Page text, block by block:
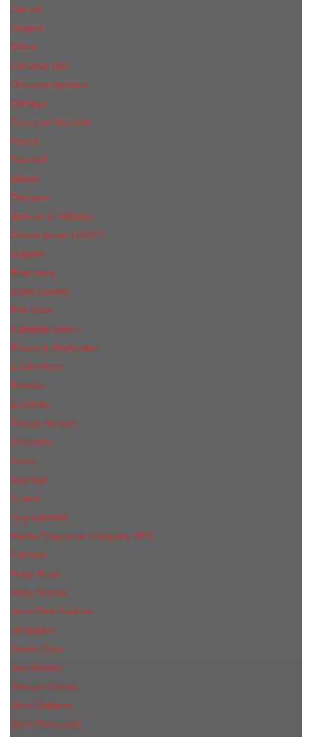
Cerruti
Сhanеl
Chloe
Christian Dior
Christina Aguilera
Сliniquе
Costume National
Creed
Davidoff
Diesel
Diptyque
Дольче & Габбана
Donna Karan (DKNY)
Dupont
Eisenberg
Еsteе Lаudеr
Elie Saab
Elizabeth Arden
Escentric Molecules
Emilio Pucci
Escada
Ex Nihilo
Giorgio Armani
Givenchy
Gucci
Guerlain
Guess
Guy Laroche
Haute Fragrance Company HFC
Hermes
Hugo Boss
Issey Miyake
Jean Paul Gaultier
Jil Sander
Jimmi Choo
Jое Malоnе
Joaquin Cortes
John Galliano
John Richmond